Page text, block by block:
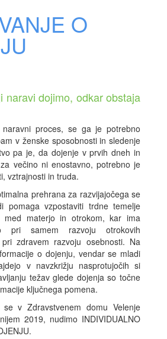
O
naravi dojimo, odkar obstaja
proces, se ga je potrebno
v ženske sposobnosti in sledenje
pa je, da dojenje v prvih dneh in
večino ni enostavno, potrebno je
vztrajnosti in truda.
prehrana za razvijajočega se
pomaga vzpostaviti trdne temelje
med materjo in otrokom, kar ima
pri samem razvoju otrokovih
zdravem razvoju osebnosti. Na
o dojenju, vendar se mladi
v navzkrižju nasprotujočih si
težav glede dojenja so točne
ključnega pomena.
v Zdravstvenem domu Velenje
2019, nudimo INDIVIDUALNO